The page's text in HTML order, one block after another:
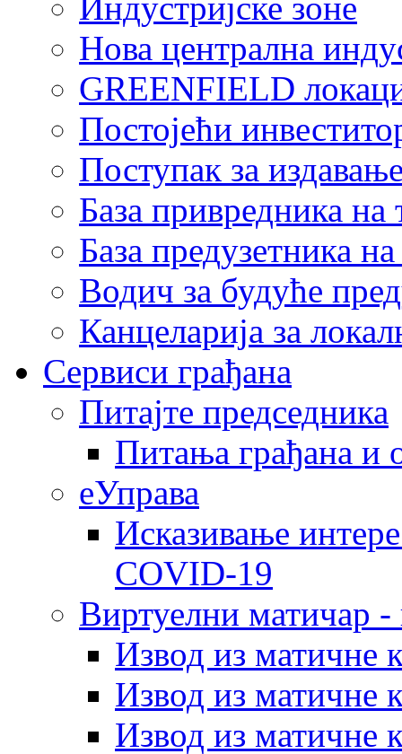
Нова централна
GREENFIELD
Постојећи
Поступак за
База привредника
База предузетника
Водич за будуће
Канцеларија за
Сервиси грађана
Питајте председника
Питања грађана и
еУправа
Исказивање
COVID-19
Виртуелни матичар -
Извод из матичне
Извод из матичне
Извод из матичне